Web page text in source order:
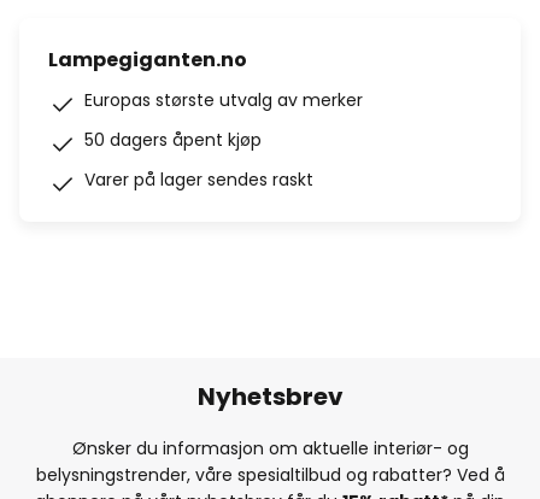
Lampegiganten.no
Europas største utvalg av merker
50 dagers åpent kjøp
Varer på lager sendes raskt
Nyhetsbrev
Ønsker du informasjon om aktuelle interiør- og
belysningstrender, våre spesialtilbud og rabatter? Ved å